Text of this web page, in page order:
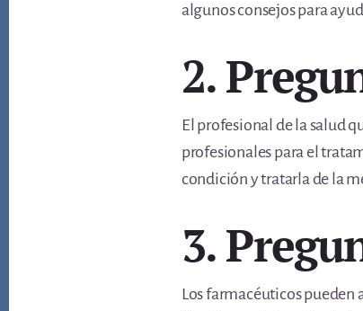
algunos consejos para
2.
El profesional de la salud
profesionales para el
condición y tratarla de la
3.
Los farmacéuticos pueden